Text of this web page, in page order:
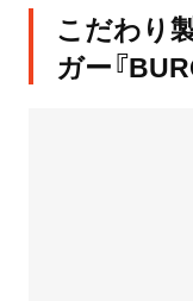
こだわり
ガー『